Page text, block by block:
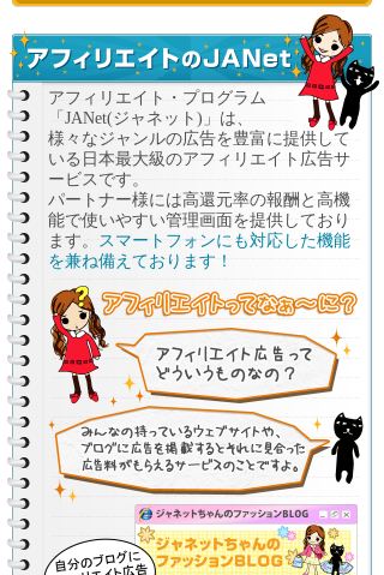
アフィリエイト・プログラム
「JANet(ジャネット)」は、
様々なジャンルの広告を豊富に提供して
いる日本最大級のアフィリエイト広告サ
ービスです。
パートナー様には高還元率の報酬と高機
能で使いやすい管理画面を提供しており
ます。 スマートフォンにも対応した機能
を兼ね備えております！